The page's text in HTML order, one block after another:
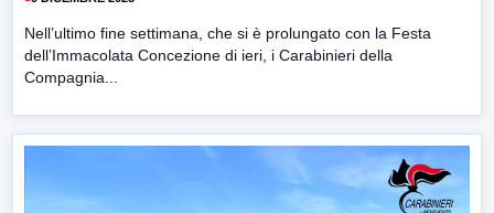
Nell’ultimo fine settimana, che si è prolungato con la Festa
dell’Immacolata Concezione di ieri, i Carabinieri della
Compagnia...